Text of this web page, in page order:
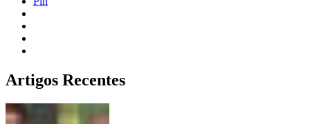
Artigos Recentes